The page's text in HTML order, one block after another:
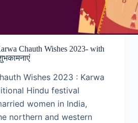
Chauth Wishes 2023- with
Wishes 2023 : Karwa
Hindu festival
women in India,
northern and western